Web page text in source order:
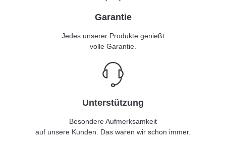
Garantie
Jedes unserer Produkte genießt
volle Garantie.
Unterstützung
Besondere Aufmerksamkeit
auf unsere Kunden. Das waren wir schon immer.